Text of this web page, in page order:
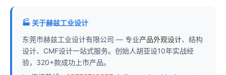
🏭 关于赫兹工业设计
东莞市赫兹工业设计有限公司 — 专业产品外观设计、结构
设计、CMF设计一站式服务。创始人胡亚设10年实战经
验，320+款成功上市产品。